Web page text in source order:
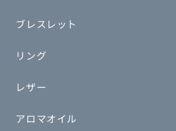
ブレスレット
リング
レザー
アロマオイル